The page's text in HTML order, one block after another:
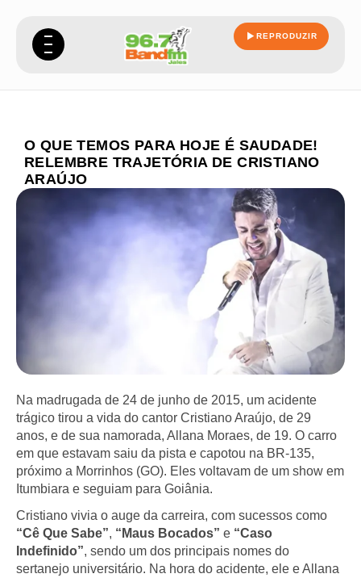
REPRODUZIR
O QUE TEMOS PARA HOJE É SAUDADE!
RELEMBRE TRAJETÓRIA DE CRISTIANO
ARAÚJO
Na madrugada de 24 de junho de 2015, um acidente
trágico tirou a vida do cantor Cristiano Araújo, de 29
anos, e de sua namorada, Allana Moraes, de 19. O carro
em que estavam saiu da pista e capotou na BR-135,
próximo a Morrinhos (GO). Eles voltavam de um show em
Itumbiara e seguiam para Goiânia.
Cristiano vivia o auge da carreira, com sucessos como
“Cê Que Sabe”, “Maus Bocados” e “Caso
Indefinido”, sendo um dos principais nomes do
sertanejo universitário. Na hora do acidente, ele e Allana